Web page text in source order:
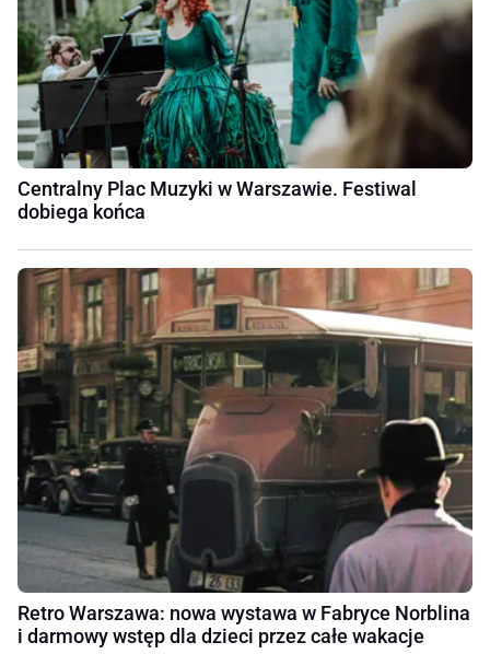
Centralny Plac Muzyki w Warszawie. Festiwal
dobiega końca
Retro Warszawa: nowa wystawa w Fabryce Norblina
i darmowy wstęp dla dzieci przez całe wakacje